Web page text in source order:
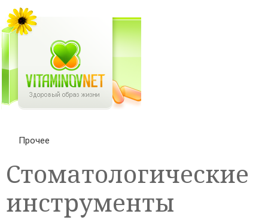
Прочее
Стоматологические
инструменты